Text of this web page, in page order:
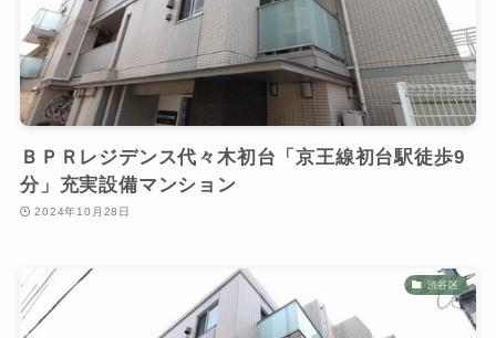
ＢＰＲレジデンス代々木初台「京王線初台駅徒歩9
分」充実設備マンション
2024年10月28日
渋谷区